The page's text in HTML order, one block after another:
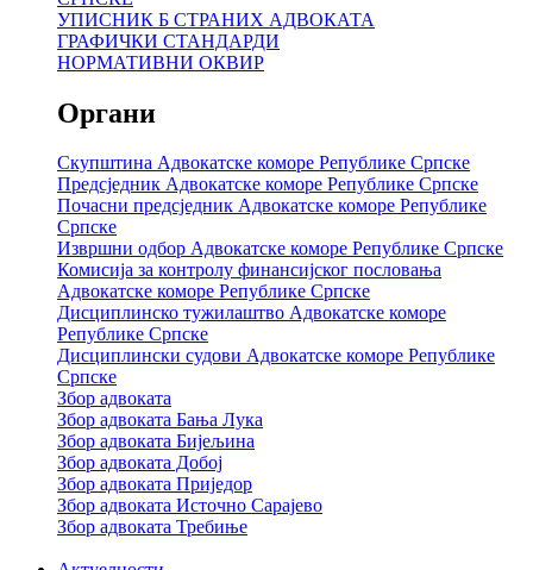
УПИСНИК Б СТРАНИХ АДВОКАТА
ГРАФИЧКИ СТАНДАРДИ
НОРМАТИВНИ ОКВИР
Органи
Скупштина Адвокатске коморе Републике Српске
Предсједник Адвокатске коморе Републике Српске
Почасни предсједник Адвокатске коморе Републике
Српске
Извршни одбор Адвокатске коморе Републике Српске
Комисија за контролу финансијског пословања
Адвокатске коморе Републике Српске
Дисциплинско тужилаштво Адвокатске коморе
Републике Српске
Дисциплински судови Адвокатске коморе Републике
Српске
Збор адвоката
Збор адвоката Бања Лука
Збор адвоката Бијељина
Збор адвоката Добој
Збор адвоката Приједор
Збор адвоката Источно Сарајево
Збор адвоката Требиње